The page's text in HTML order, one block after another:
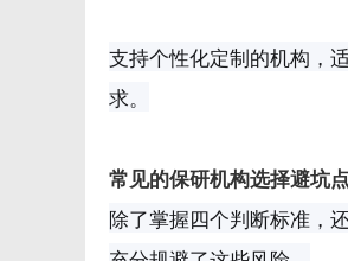
支持个性化定制的机构，
求。
常见的保研机构选择避坑点
除了掌握四个判断标准，